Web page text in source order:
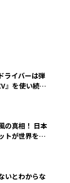
ライバーは弾
』を使い続け
の真相！ 日本
トが世界を席
いとわからな